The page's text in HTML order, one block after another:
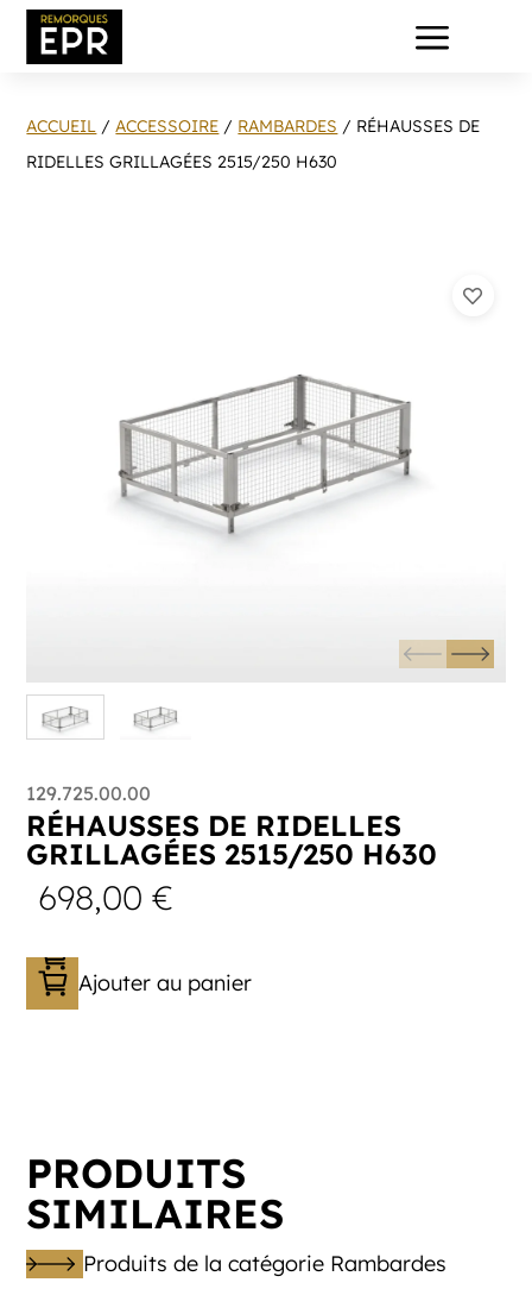
a
ACCUEIL /ACCESSOIRE / RAMBARDES / RÉHAUSSES DE
RIDELLES GRILLAGÉES 2515/250 H630
129.725.00.00
RÉHAUSSES DE RIDELLES
GRILLAGÉES 2515/250 H630
698,00€
Ajouter au panier
PRODUITS
SIMILAIRES
Produits de la catégorie Rambardes